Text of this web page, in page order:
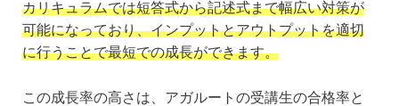
カリキュラムでは短答式から記述式まで幅広い対策が
可能になっており、インプットとアウトプットを適切
に行うことで最短での成長ができます。
この成長率の高さは、アガルートの受講生の合格率と